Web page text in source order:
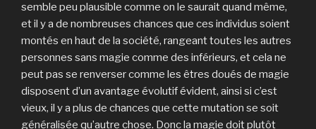
semble peu plausible comme on le saurait quand même,
et il y a de nombreuses chances que ces individus soient
montés en haut de la société, rangeant toutes les autres
personnes sans magie comme des inférieurs, et cela ne
peut pas se renverser comme les êtres doués de magie
disposent d’un avantage évolutif évident, ainsi si c’est
vieux, il y a plus de chances que cette mutation se soit
généralisée qu’autre chose. Donc la magie doit plutôt